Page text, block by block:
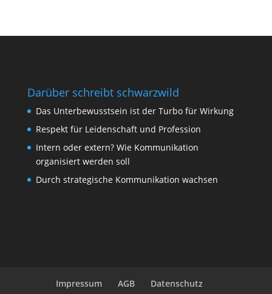
Darüber schreibt schwarzwild
Das Unterbewusstsein ist der Turbo für Wirkung
Respekt für Leidenschaft und Profession
Intern oder extern? Wie Kommunikation
organisiert werden soll
Durch strategische Kommunikation wachsen
Impressum AGB Datenschutz